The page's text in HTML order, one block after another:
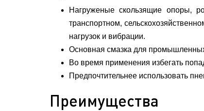
Нагруженые скользящие опоры,
транспортном,
нагрузок и вибрации.
Основная смазка для промышленных
Во время применения избегать
Предпочтительнее использовать
Преимущества